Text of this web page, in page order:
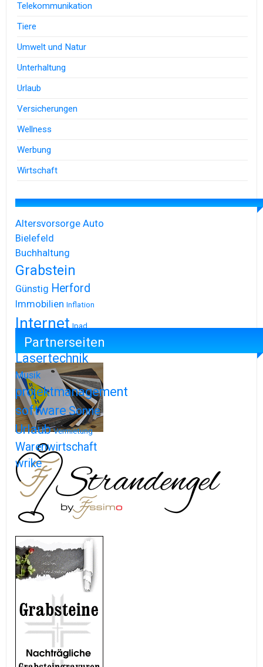
Telekommunikation
Tiere
Umwelt und Natur
Unterhaltung
Urlaub
Versicherungen
Wellness
Werbung
Wirtschaft
Altersvorsorge Auto
Bielefeld
Buchhaltung
Grabstein
Günstig Herford
Immobilien Inflation
Internet Ipad
Iphone
Lasertechnik
Musik
projektmanagement
softwareSonne
Urlaub Vermietung
Warenwirtschaft
wrike
Partnerseiten